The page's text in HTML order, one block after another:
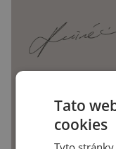
Tato
cookies